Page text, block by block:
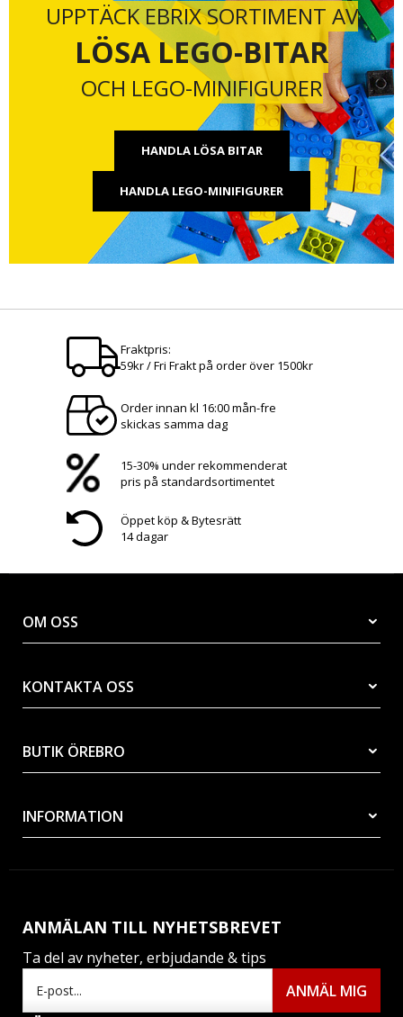
UPPTÄCK EBRIX SORTIMENT AV
LÖSA LEGO-BITAR
OCH LEGO-MINIFIGURER
HANDLA LÖSA BITAR
HANDLA LEGO-MINIFIGURER
Fraktpris:
59kr / Fri Frakt på order över 1500kr
Order innan kl 16:00 mån-fre
skickas samma dag
15-30% under rekommenderat
pris på standardsortimentet
Öppet köp & Bytesrätt
14 dagar
OM OSS
KONTAKTA OSS
BUTIK ÖREBRO
INFORMATION
ANMÄLAN TILL NYHETSBREVET
Ta del av nyheter, erbjudande & tips